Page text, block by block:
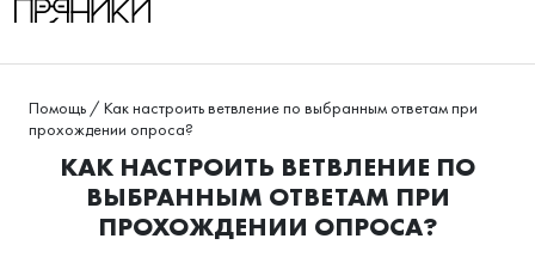
Помощь / Как настроить ветвление по выбранным ответам при
прохождении опроса?
КАК НАСТРОИТЬ ВЕТВЛЕНИЕ ПО
ВЫБРАННЫМ ОТВЕТАМ ПРИ
ПРОХОЖДЕНИИ ОПРОСА?